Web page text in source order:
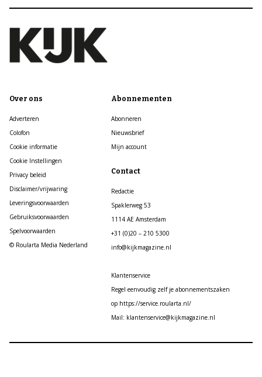
Over ons
Adverteren
Colofon
Cookie informatie
Cookie Instellingen
Privacy beleid
Disclaimer/vrijwaring
Leveringsvoorwaarden
Gebruiksvoorwaarden
Spelvoorwaarden
© Roularta Media Nederland
Abonnementen
Abonneren
Nieuwsbrief
Mijn account
Contact
Redactie
Spaklerweg 53
1114 AE Amsterdam
+31 (0)20 – 210 5300
info@kijkmagazine.nl
Klantenservice
Regel eenvoudig zelf je abonnementszaken
op https://service.roularta.nl/
Mail: klantenservice@kijkmagazine.nl